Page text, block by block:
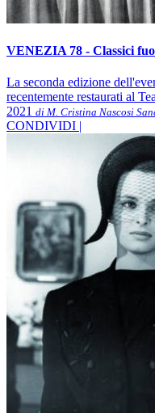
VENEZIA 78 - Classici
La seconda edizione
recentemente restaurati al
2021 di M. Cristina Nascosi
CONDIVIDI |